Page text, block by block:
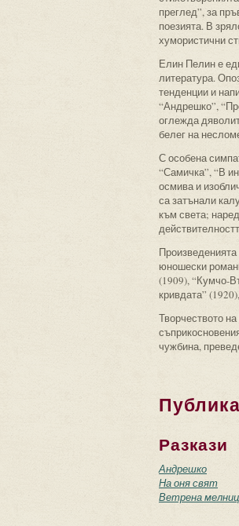
преглед”, за
поезията. В
хумористични
Елин Пелин е
литература.
тенденции и
“Андрешко”,
оглежда
белег на
С особена
“Самичка”, “В
осмива и
са затънали
към света;
юношески
(1909), “Кумчо-
кривдата”
Творчеството
чужбина,
Разкази
Андрешко
На оня свят
Ветрена